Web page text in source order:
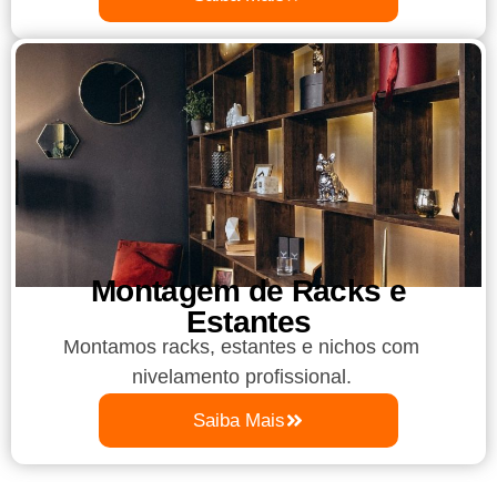
Montagem de Racks e
Estantes
Montamos racks, estantes e nichos com
nivelamento profissional.
Saiba Mais